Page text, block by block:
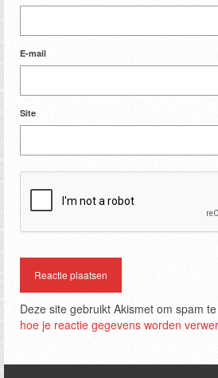
E-mail
Site
Deze site gebruikt Akismet om spam
hoe je reactie gegevens worden